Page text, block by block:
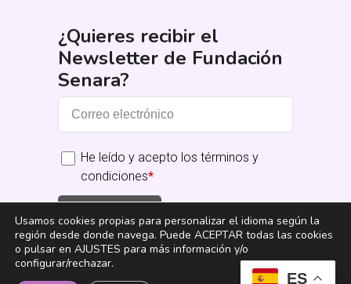
¿Quieres recibir el
Newsletter de Fundación
Senara?
He leído y acepto los términos y
condiciones*
Suscribirme
ES
Usamos cookies propias para personalizar el idioma según la
región desde donde navega. Puede ACEPTAR todas las cookies
o pulsar en AJUSTES para más información y/o
configurar/rechazar.